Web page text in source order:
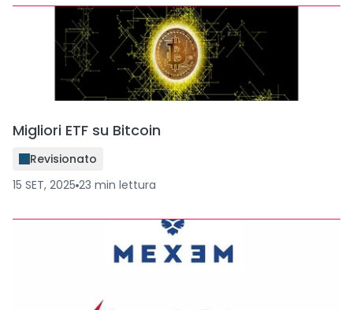
Migliori ETF su Bitcoin
Revisionato
15 SET, 2025 23 min lettura